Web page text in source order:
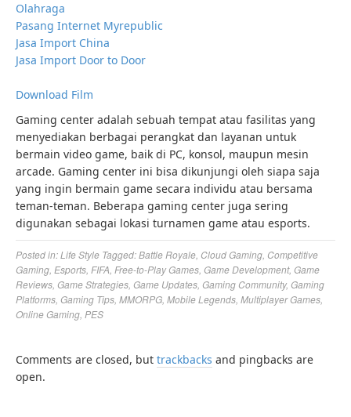
Olahraga
Pasang Internet Myrepublic
Jasa Import China
Jasa Import Door to Door
Download Film
Gaming center adalah sebuah tempat atau fasilitas yang
menyediakan berbagai perangkat dan layanan untuk
bermain video game, baik di PC, konsol, maupun mesin
arcade. Gaming center ini bisa dikunjungi oleh siapa saja
yang ingin bermain game secara individu atau bersama
teman-teman. Beberapa gaming center juga sering
digunakan sebagai lokasi turnamen game atau esports.
Posted in:Life Style Tagged:Battle Royale Cloud Gaming Competitive
Gaming Esports FIFA Free-to-Play Games Game Development, Game
Reviews Game Strategies Game Updates Gaming Community, Gaming
Platforms Gaming Tips MMORPG Mobile Legends Multiplayer Games
Online Gaming PES
Comments are closed, but trackbacks and pingbacks are
open.